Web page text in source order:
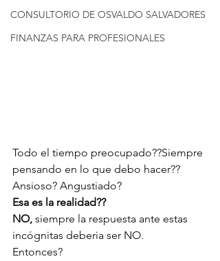
CONSULTORIO DE OSVALDO SALVADORES
FINANZAS PARA PROFESIONALES
Todo el tiempo preocupado??Siempre
pensando en lo que debo hacer??
Ansioso? Angustiado?
Esa es la realidad??
NO, siempre la respuesta ante estas
incógnitas deberia ser NO.
Entonces?